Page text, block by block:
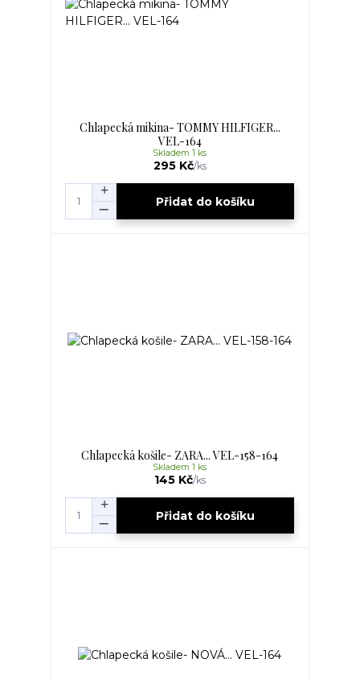
Chlapecká mikina- TOMMY HILFIGER...
VEL-164
295 Kč/ks
Skladem 1 ks
Přidat do košíku
Chlapecká košile- ZARA... VEL-158-164
145 Kč/ks
Skladem 1 ks
Přidat do košíku